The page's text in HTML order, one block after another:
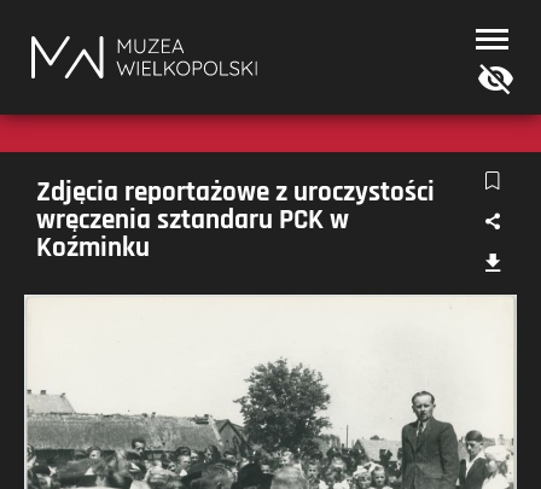
Muzea
Wielkopolski
Zdjęcia reportażowe z uroczystości
wręczenia sztandaru PCK w
Koźminku